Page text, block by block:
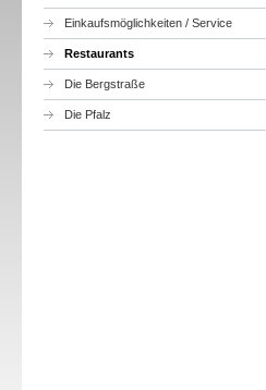
Einkaufsmöglichkeiten / Service
Restaurants
Die Bergstraße
Die Pfalz